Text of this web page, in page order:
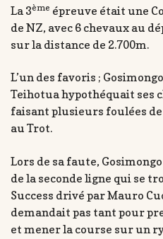
La 3ème épreuve était une
de NZ, avec 6 chevaux au
sur la distance de 2.700m.
L’un des favoris ;
Teihotua hypothéquait ses
faisant plusieurs foulées
au Trot.
Lors de sa faute,
de la seconde ligne qui se
Success drivé par Mauro
demandait pas tant pour
et mener la course sur un